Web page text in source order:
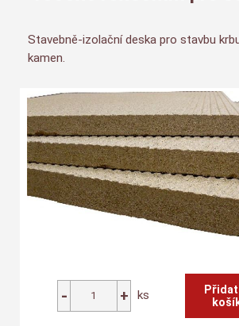
Stavebně-izolační deska pro stavbu
kamen.
ks